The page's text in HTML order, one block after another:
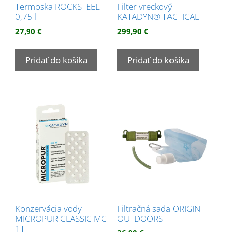
Termoska ROCKSTEEL
0,75 l
27,90 €
Pridať do košíka
Filter vreckový
KATADYN® TACTICAL
299,90 €
Pridať do košíka
Konzervácia vody
MICROPUR CLASSIC MC
1T
Filtračná sada ORIGIN
OUTDOORS